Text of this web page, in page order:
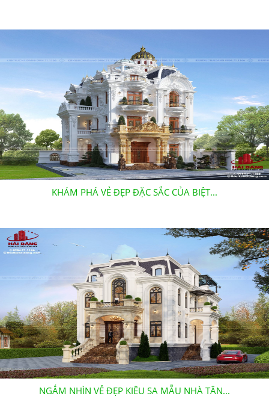
KHÁM PHÁ VẺ ĐẸP ĐẶC SẮC CỦA BIỆT...
NGẮM NHÌN VẺ ĐẸP KIÊU SA MẪU NHÀ TÂN...